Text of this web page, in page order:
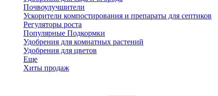
Почвоулучшители
Ускорители компостирования и препараты для септиков
Регуляторы роста
Популярные Подкормки
Удобрения для комнатных растений
Удобрения для цветов
Еще
Хиты продаж